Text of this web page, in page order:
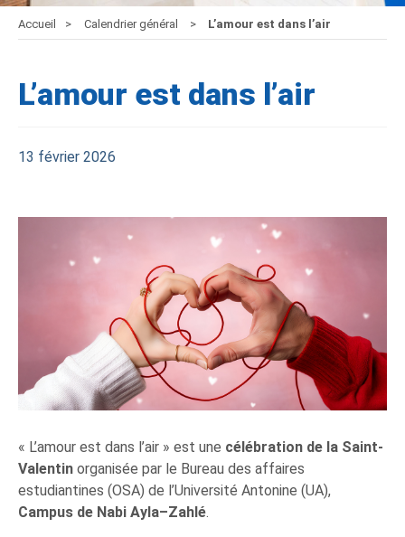
Accueil Calendrier général L’amour est dans l’air
L’amour est dans l’air
13 février 2026
« L’amour est dans l’air » est une célébration de la Saint-
Valentin organisée par le Bureau des affaires
estudiantines (OSA) de l’Université Antonine (UA),
Campus de Nabi Ayla–Zahlé.